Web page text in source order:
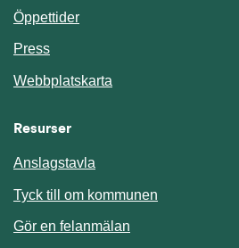
Öppettider
Press
Webbplatskarta
Resurser
Anslagstavla
Tyck till om kommunen
Gör en felanmälan